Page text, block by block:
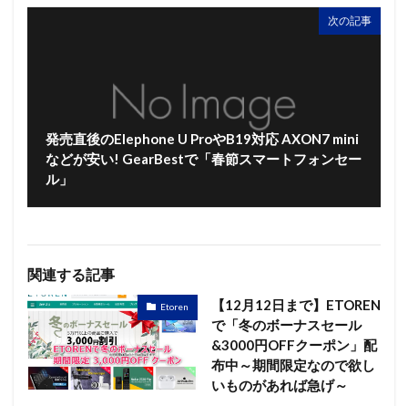
次の記事
発売直後のElephone U ProやB19対応 AXON7 mini
などが安い! GearBestで「春節スマートフォンセー
ル」
関連する記事
Etoren
【12月12日まで】ETOREN
で「冬のボーナスセール
&3000円OFFクーポン」配
布中～期間限定なので欲し
いものがあれば急げ～